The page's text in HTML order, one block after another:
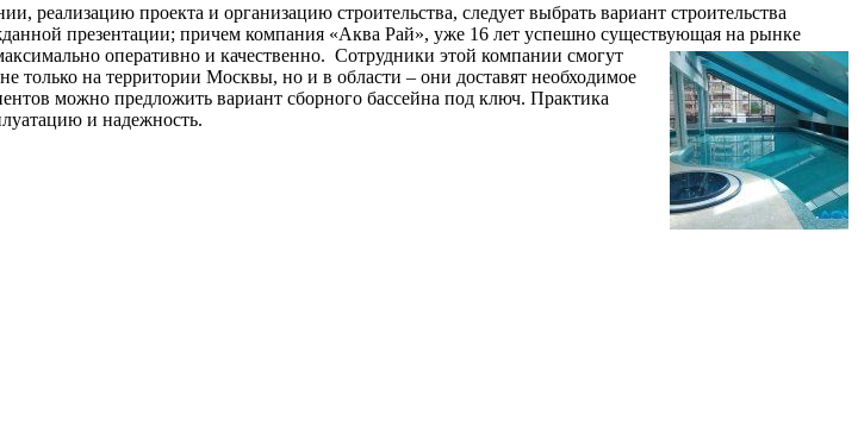
реализацию проекта и организацию строительства, следует выбрать вариант строительства
презентации; причем компания «Аква Рай», уже 16 лет успешно существующая на рынке
оперативно и качественно. Сотрудники этой компании смогут
только на территории Москвы, но и в области – они доставят необходимое
можно предложить вариант сборного бассейна под ключ. Практика
и надежность.